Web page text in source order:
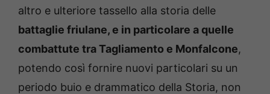
altro e ulteriore tassello alla storia delle
battaglie friulane, e in particolare a quelle
combattute tra Tagliamento e Monfalcone,
potendo così fornire nuovi particolari su un
periodo buio e drammatico della Storia, non